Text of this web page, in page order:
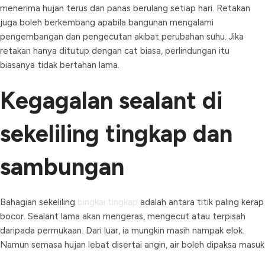
menerima hujan terus dan panas berulang setiap hari. Retakan
juga boleh berkembang apabila bangunan mengalami
pengembangan dan pengecutan akibat perubahan suhu. Jika
retakan hanya ditutup dengan cat biasa, perlindungan itu
biasanya tidak bertahan lama.
Kegagalan sealant di
sekeliling tingkap dan
sambungan
Bahagian sekeliling bingkai tingkap adalah antara titik paling kerap
bocor. Sealant lama akan mengeras, mengecut atau terpisah
daripada permukaan. Dari luar, ia mungkin masih nampak elok.
Namun semasa hujan lebat disertai angin, air boleh dipaksa masuk